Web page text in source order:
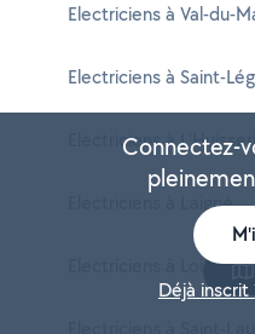
Electriciens à Val-du-
Electriciens à Saint-
Electriciens à
Electriciens à Laigné
Electriciens à Loigné-
Connectez-
Déjà